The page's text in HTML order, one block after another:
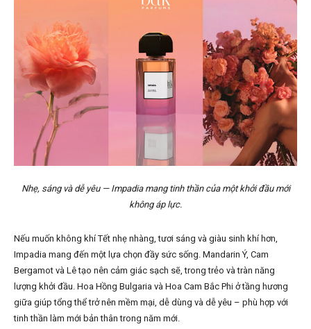
Nhẹ, sáng và dễ yêu — Impadia mang tinh thần của một khởi đầu mới
không áp lực.
Nếu muốn không khí Tết nhẹ nhàng, tươi sáng và giàu sinh khí hơn,
Impadia mang đến một lựa chọn đầy sức sống. Mandarin Ý, Cam
Bergamot và Lê tạo nên cảm giác sạch sẽ, trong trẻo và tràn năng
lượng khởi đầu. Hoa Hồng Bulgaria và Hoa Cam Bắc Phi ở tầng hương
giữa giúp tổng thể trở nên mềm mại, dễ dùng và dễ yêu – phù hợp với
tinh thần làm mới bản thân trong năm mới.